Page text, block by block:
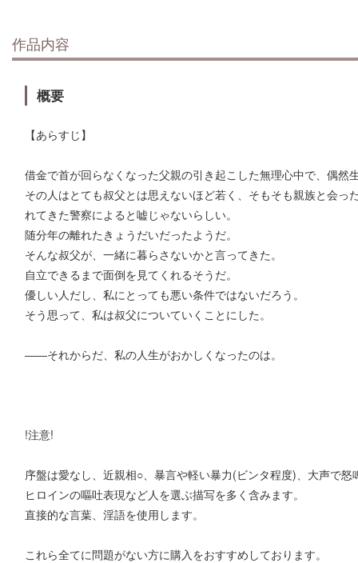
作品内容
概要
【あらすじ】
借金で首が回らなくなった父親の引き起こした無理心中で、偶然
その人はとても叔父とは思えないほど若く、そもそも親族と会
れてきた警察によると嘘じゃないらしい。
随分年の離れたきょうだいだったようだ。
そんな叔父が、一緒に暮らさないかと言ってきた。
自立できるまで面倒を見てくれるそうだ。
優しい人だし、私にとっても悪い条件ではないだろう。
そう思って、私は叔父についていくことにした。
――それからだ、私の人生がおかしくなったのは。
!注意!
序盤は愛なし、近親相○、暴言や軽い暴力(ビンタ程度)、大声で
ヒロインの嘔吐表現など人を選ぶ描写を多く含みます。
直接的な言葉、淫語を使用します。
これら全てに問題がない方に購入をおすすめしております。